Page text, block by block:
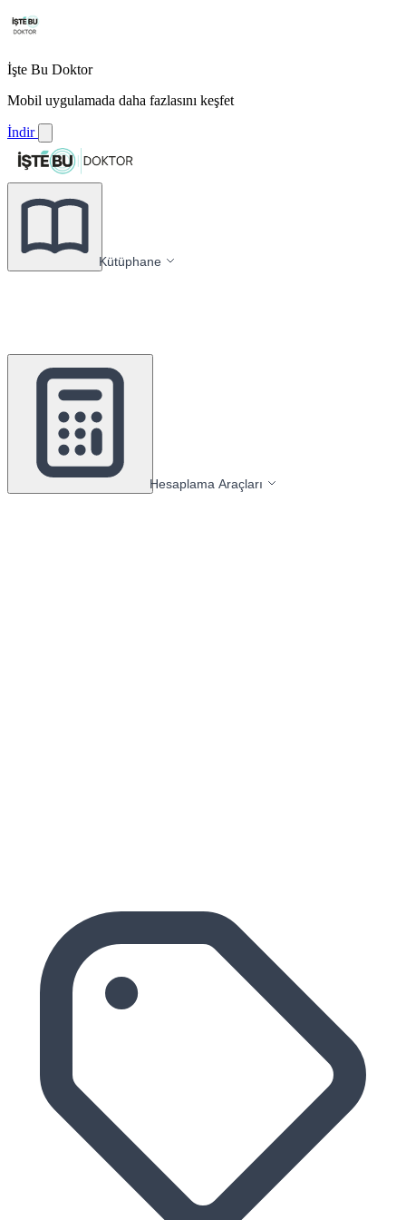
İşte Bu Doktor
Mobil uygulamada daha fazlasını keşfet
İndir
Kütüphane
Hesaplama Araçları